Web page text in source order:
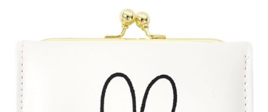
スマホと通信の最新トレンド